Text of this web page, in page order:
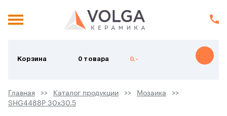
Корзина 0 товара 0.-
Главная Каталог продукции
Мозаика
SHG4488P 30х30.5